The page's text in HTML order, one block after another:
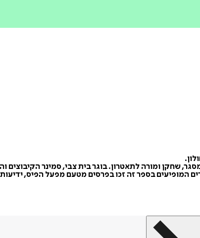
שחקן ומורה לתאטרון. בוגר בית צבי, סמינר הקיבוצים
המופיעים בספר זה זכו בפרסים מטעם מפעל הפיס,